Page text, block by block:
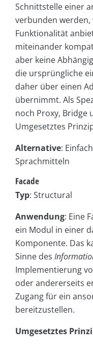
Schnittstelle einer
verbunden
Funktionalität
miteinander
aber keine
die ursprüngliche
daher über einen
übernimmt. Als
noch Proxy, Bridge
Umgesetztes
Alternative:
Sprachmitteln
Facade
Typ: Structural
Anwendung: Eine
ein Modul in einer
Komponente. Das
Sinne des
Implementierung
oder andererseits
Zugang für ein
bereitzustellen.
Umgesetztes